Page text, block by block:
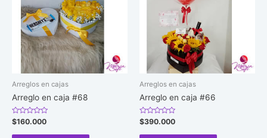
Arreglos en cajas
Arreglo en caja #68
Valorado
en
0
$160.000
Arreglos en cajas
Arreglo en caja #66
Valorado
en
0
$390.000